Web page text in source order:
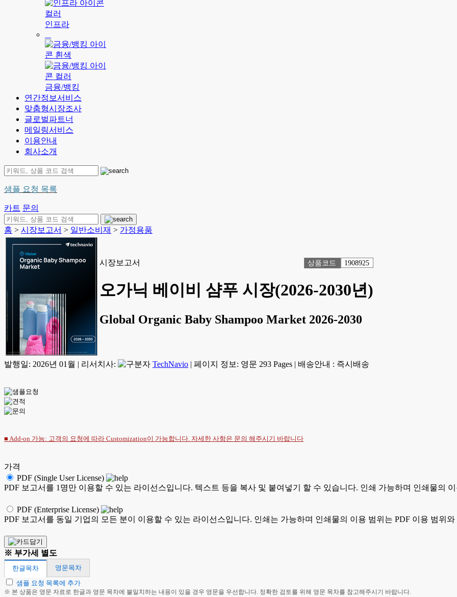
인프라
금융/뱅킹
연간정보서비스
맞춤형시장조사
글로벌파트너
메일링서비스
이용안내
회사소개
샘플 요청 목록
카트 문의
홈 > 시장보고서 > 일반소비재 > 가정용품
시장보고서 상품코드 1908925
오가닉 베이비 샴푸 시장(2026-2030년)
Global Organic Baby Shampoo Market 2026-2030
발행일: 2026년 01월 | 리서치사: TechNavio | 페이지 정보: 영문 293 Pages | 배송안내 : 즉시배송
■ Add-on 가능: 고객의 요청에 따라 Customization이 가능합니다. 자세한 사항은 문의 해주시기 바랍니다
가격
PDF (Single User License)
PDF 보고서를 1명만 이용할 수 있는 라이선스입니다. 텍스트 등을 복사 및 붙여넣기 할 수 있습니다. 인쇄 가능하며 인쇄물의
PDF (Enterprise License)
PDF 보고서를 동일 기업의 모든 분이 이용할 수 있는 라이선스입니다. 인쇄는 가능하며 인쇄물의 이용 범위는 PDF 이용 범위
※ 부가세 별도
한글목차
영문목차
샘플 요청 목록에 추가
※ 본 상품은 영문 자료로 한글과 영문 목차에 불일치하는 내용이 있을 경우 영문을 우선합니다. 정확한 검토를 위해 영문 목차를 참고해주시기 바랍니다.